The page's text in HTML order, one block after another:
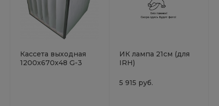
Кассета выходная
1200х670х48 G-3
ИК лампа 21см (для
IRН)
5 915 руб.